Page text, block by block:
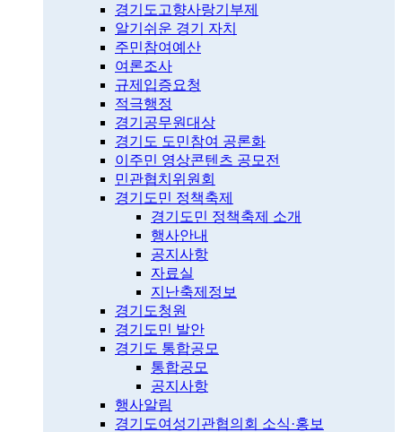
경기도고향사랑기부제
알기쉬운 경기 자치
주민참여예산
여론조사
규제입증요청
적극행정
경기공무원대상
경기도 도민참여 공론화
이주민 영상콘텐츠 공모전
민관협치위원회
경기도민 정책축제
경기도민 정책축제 소개
행사안내
공지사항
자료실
지난축제정보
경기도청원
경기도민 발안
경기도 통합공모
통합공모
공지사항
행사알림
경기도여성기관협의회 소식·홍보